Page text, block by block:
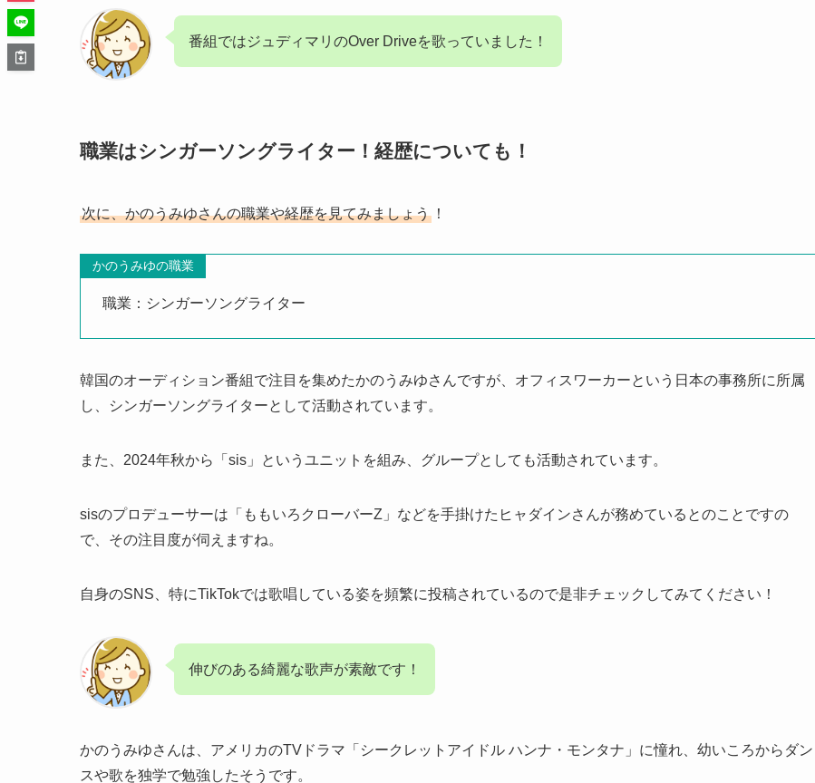
番組ではジュディマリのOver Driveを歌っていました！
職業はシンガーソングライター！経歴についても！
次に、かのうみゆさんの職業や経歴を見てみましょう ！
かのうみゆの職業
職業：シンガーソングライター
韓国のオーディション番組で注目を集めたかのうみゆさんですが、オフィスワーカーという日本の事務所に所属
し、シンガーソングライターとして活動されています。
また、2024年秋から「sis」というユニットを組み、グループとしても活動されています。
sisのプロデューサーは「ももいろクローバーZ」などを手掛けたヒャダインさんが務めているとのことですの
で、その注目度が伺えますね。
自身のSNS、特にTikTokでは歌唱している姿を頻繁に投稿されているので是非チェックしてみてください！
伸びのある綺麗な歌声が素敵です！
かのうみゆさんは、アメリカのTVドラマ「シークレットアイドル ハンナ・モンタナ」に憧れ、幼いころからダン
スや歌を独学で勉強したそうです。